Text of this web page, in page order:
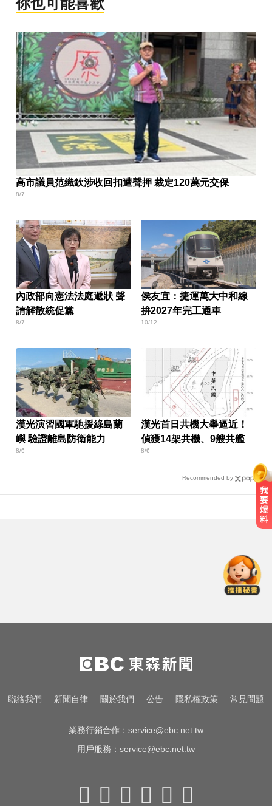
高市議員范織欽涉收回扣遭聲押 裁定120萬元交保
8/7
內政部向憲法法庭遞狀 聲
請解散統促黨
8/7
侯友宜：捷運萬大中和線
拚2027年完工通車
10/12
漢光演習國軍馳援綠島蘭
嶼 驗證離島防衛能力
8/6
漢光首日共機大舉逼近！
偵獲14架共機、9艘共艦
8/6
Recommended by
回歸V8手排
屏東女欠50萬高利貸！遭3惡煞追討
小吃店包廂多次性侵
宏碁發現兆基內部管理缺失 辭任董
聯絡我們 新聞自律 關於我們 公告 隱私權政策 常見問題
業務行銷合作： service@ebc.net.tw
用戶服務： service@ebc.net.tw